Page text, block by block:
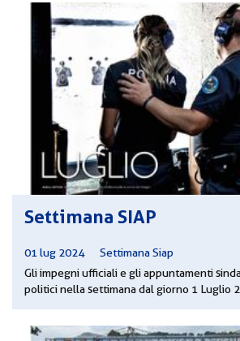
Settimana SIAP
01 lug 2024
Settimana Siap
Gli impegni ufficiali e gli appuntamenti
politici nella settimana dal giorno 1 Luglio